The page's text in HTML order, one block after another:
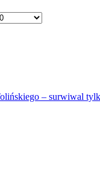
– surwiwal